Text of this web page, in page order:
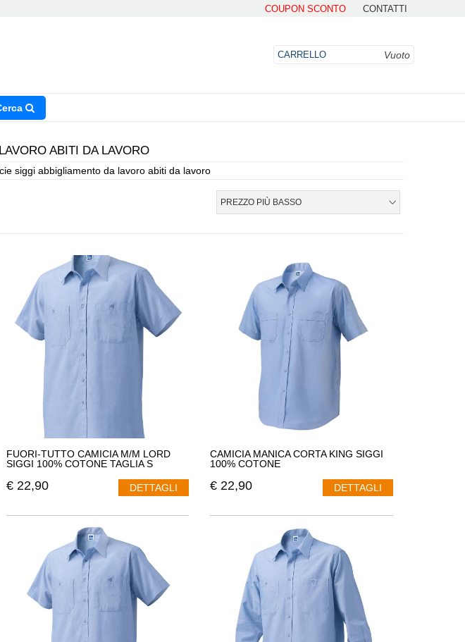
COUPON SCONTO CONTATTI
CARRELLO Vuoto
CHE STAI CERCANDO
ABITI DA LAVORO
siggi abbigliamento da lavoro abiti da lavoro
PREZZO PIÙ BASSO
FUORI-TUTTO CAMICIA M/M LORD
SIGGI 100% COTONE TAGLIA S
€ 22,90 DETTAGLI
CAMICIA MANICA CORTA KING SIGGI
100% COTONE
€ 22,90 DETTAGLI